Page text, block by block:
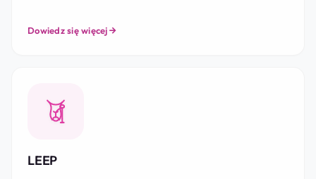
Dowiedz się więcej
LEEP